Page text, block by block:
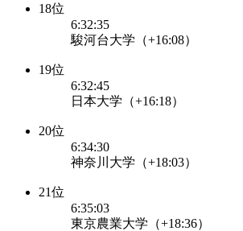
18位
6:32:35
駿河台大学（+16:08）
19位
6:32:45
日本大学（+16:18）
20位
6:34:30
神奈川大学（+18:03）
21位
6:35:03
東京農業大学（+18:36）